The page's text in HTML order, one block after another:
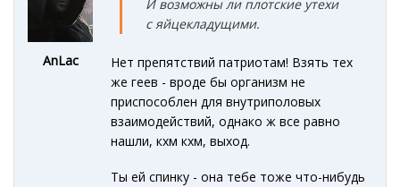
AnLac
И возможны ли плотские утехи
с яйцекладущими.
Нет препятствий патриотам! Взять тех
же геев - вроде бы организм не
приспособлен для внутриполовых
взаимодействий, однако ж все равно
нашли, кхм кхм, выход.
Ты ей спинку - она тебе тоже что-нибудь